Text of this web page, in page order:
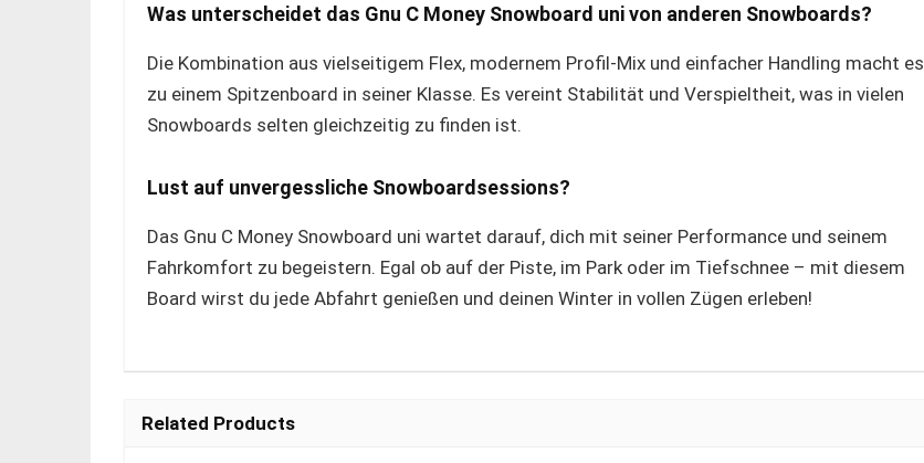
Was unterscheidet das Gnu C Money Snowboard uni von anderen Snowboards?
Die Kombination aus vielseitigem Flex, modernem Profil-Mix und einfacher Handling macht es
zu einem Spitzenboard in seiner Klasse. Es vereint Stabilität und Verspieltheit, was in vielen
Snowboards selten gleichzeitig zu finden ist.
Lust auf unvergessliche Snowboardsessions?
Das Gnu C Money Snowboard uni wartet darauf, dich mit seiner Performance und seinem
Fahrkomfort zu begeistern. Egal ob auf der Piste, im Park oder im Tiefschnee – mit diesem
Board wirst du jede Abfahrt genießen und deinen Winter in vollen Zügen erleben!
Related Products